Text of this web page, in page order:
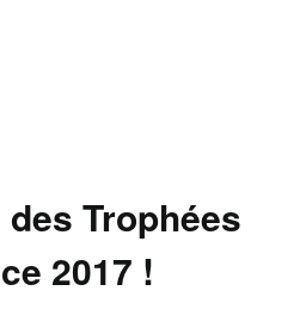
Trophées
2017 !